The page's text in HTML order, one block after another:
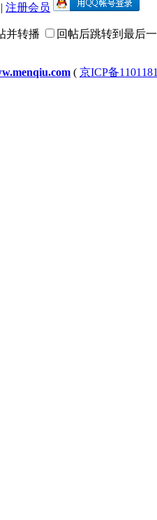
| 注册会员
并转播 回帖后跳转到最后
( 京ICP备